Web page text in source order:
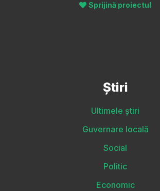
Sprijină proiectul
Știri
Ultimele știri
Guvernare locală
Social
Politic
Economic